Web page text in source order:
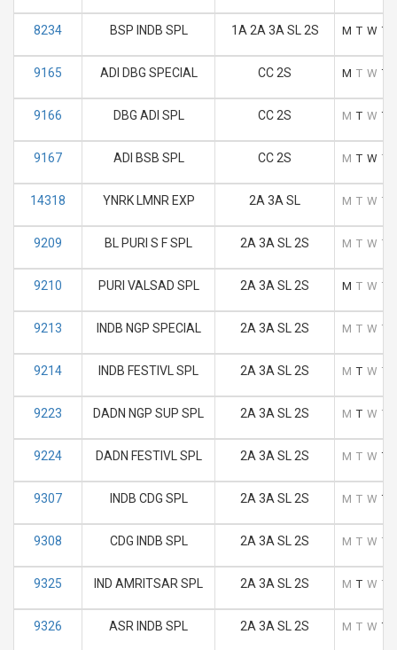
8234 BSP INDB SPL 1A 2A 3A SL 2S M T W T
9165 ADI DBG SPECIAL CC 2S M T W T
9166 DBG ADI SPL CC 2S M T W T
9167 ADI BSB SPL CC 2S M T W T
14318 YNRK LMNR EXP 2A 3A SL M T W T
9209 BL PURI S F SPL 2A 3A SL 2S M T W T
9210 PURI VALSAD SPL 2A 3A SL 2S M T W T
9213 INDB NGP SPECIAL 2A 3A SL 2S M T W T
9214 INDB FESTIVL SPL 2A 3A SL 2S M T W T
9223 DADN NGP SUP SPL 2A 3A SL 2S M T W T
9224 DADN FESTIVL SPL 2A 3A SL 2S M T W T
9307 INDB CDG SPL 2A 3A SL 2S M T W T
9308 CDG INDB SPL 2A 3A SL 2S M T W T
9325 IND AMRITSAR SPL 2A 3A SL 2S M T W T
9326 ASR INDB SPL 2A 3A SL 2S M T W T